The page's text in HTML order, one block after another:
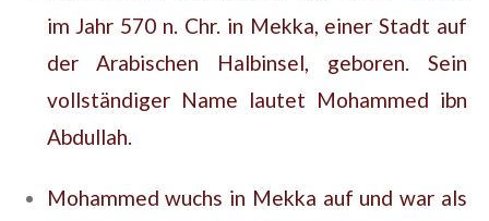
im Jahr 570 n. Chr. in Mekka, einer Stadt auf
der Arabischen Halbinsel, geboren. Sein
vollständiger Name lautet Mohammed ibn
Abdullah.
Mohammed wuchs in Mekka auf und war als